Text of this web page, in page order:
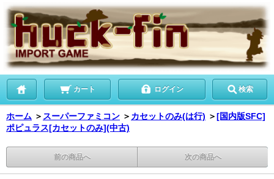
カート ログイン 検索
ホーム ＞ スーパーファミコン ＞ カセットのみ(は行) ＞[国内版SFC]
ポピュラス[カセットのみ](中古)
前の商品へ 次の商品へ